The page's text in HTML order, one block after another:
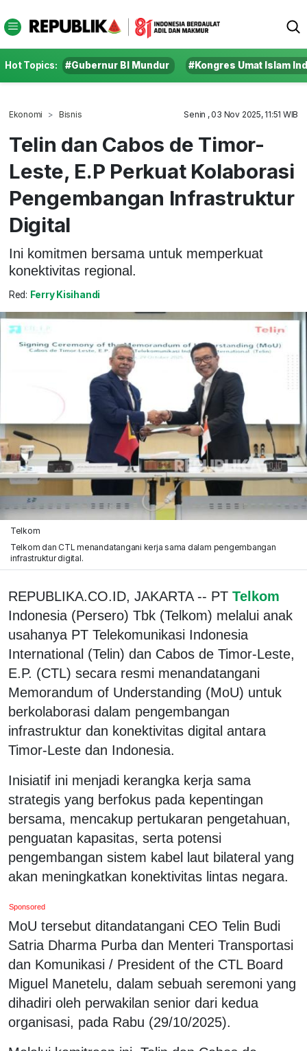
Hot Topics: #Gubernur BI Mundur #Kongres Umat Islam
Ekonomi Bisnis Senin , 03 Nov 2025, 11:51 WIB
Telin dan Cabos de Timor-
Leste, E.P Perkuat Kolaborasi
Pengembangan Infrastruktur
Digital
Ini komitmen bersama untuk memperkuat
konektivitas regional.
Red: Ferry Kisihandi
Telkom
Telkom dan CTL menandatangani kerja sama dalam pengembangan
infrastruktur digital.
REPUBLIKA.CO.ID, JAKARTA -- PT Telkom
Indonesia (Persero) Tbk (Telkom) melalui anak
usahanya PT Telekomunikasi Indonesia
International (Telin) dan Cabos de Timor-Leste,
E.P. (CTL) secara resmi menandatangani
Memorandum of Understanding (MoU) untuk
berkolaborasi dalam pengembangan
infrastruktur dan konektivitas digital antara
Timor-Leste dan Indonesia.
Inisiatif ini menjadi kerangka kerja sama
strategis yang berfokus pada kepentingan
bersama, mencakup pertukaran pengetahuan,
penguatan kapasitas, serta potensi
pengembangan sistem kabel laut bilateral yang
akan meningkatkan konektivitas lintas negara.
Sponsored
MoU tersebut ditandatangani CEO Telin Budi
Satria Dharma Purba dan Menteri Transportasi
dan Komunikasi / President of the CTL Board
Miguel Manetelu, dalam sebuah seremoni yang
dihadiri oleh perwakilan senior dari kedua
organisasi, pada Rabu (29/10/2025).